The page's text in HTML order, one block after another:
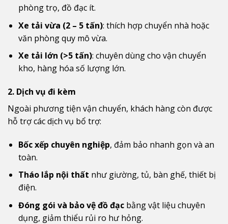
phòng trọ, đồ đạc ít.
Xe tải vừa (2 – 5 tấn): thích hợp chuyển nhà hoặc
văn phòng quy mô vừa.
Xe tải lớn (>5 tấn): chuyên dùng cho vận chuyển
kho, hàng hóa số lượng lớn.
2. Dịch vụ đi kèm
Ngoài phương tiện vận chuyển, khách hàng còn được
hỗ trợ các dịch vụ bổ trợ:
Bốc xếp chuyên nghiệp, đảm bảo nhanh gọn và an
toàn.
Tháo lắp nội thất như giường, tủ, bàn ghế, thiết bị
điện.
Đóng gói và bảo vệ đồ đạcbằng vật liệu chuyên
dụng, giảm thiểu rủi ro hư hỏng.